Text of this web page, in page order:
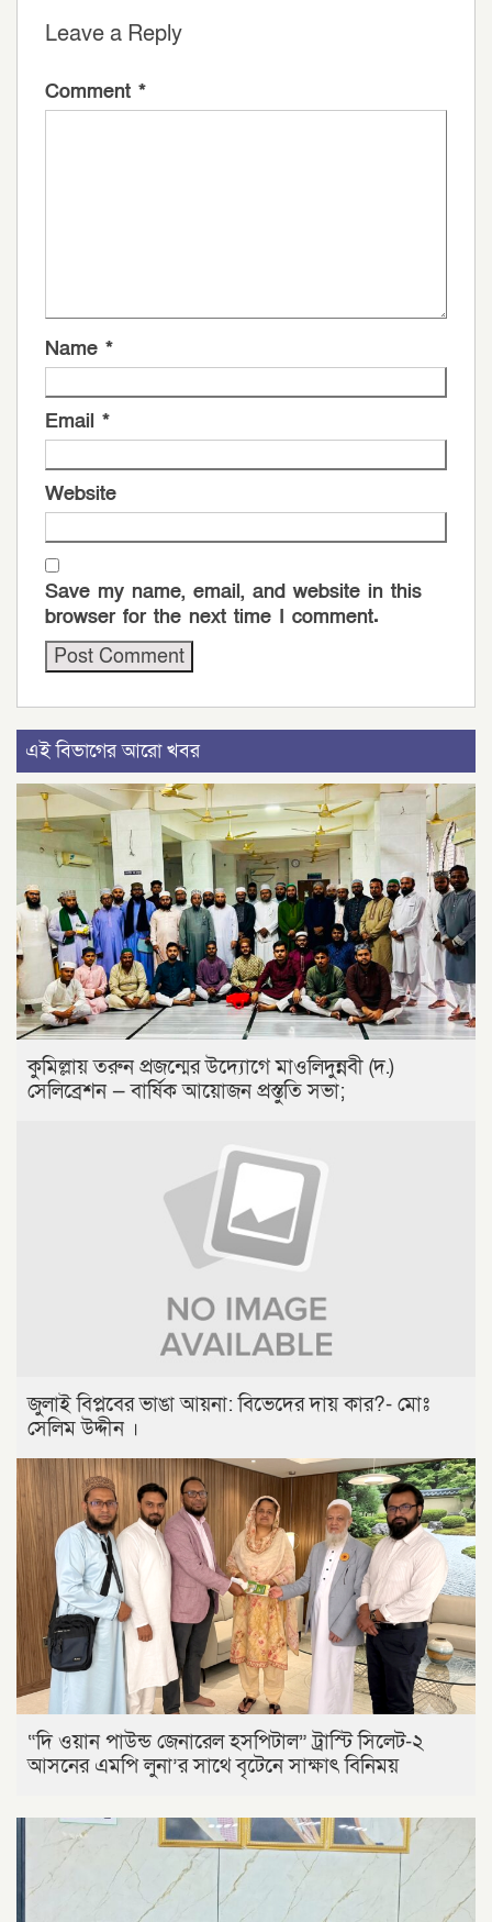
Leave a Reply
Comment *
Name *
Email *
Website
Save my name, email, and website in this
browser for the next time I comment.
এই বিভাগের আরো খবর
কুমিল্লায় তরুন প্রজন্মের উদ্যোগে মাওলিদুন্নবী (দ.)
সেলিব্রেশন — বার্ষিক আয়োজন প্রস্তুতি সভা;
জুলাই বিপ্লবের ভাঙা আয়না: বিভেদের দায় কার?- মোঃ
সেলিম উদ্দীন ।
“দি ওয়ান পাউন্ড জেনারেল হসপিটাল” ট্রাস্টি সিলেট-২
আসনের এমপি লুনা’র সা‌থে বৃটেনে সাক্ষাৎ বিনিময়